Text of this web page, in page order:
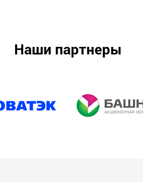
Наши партнеры